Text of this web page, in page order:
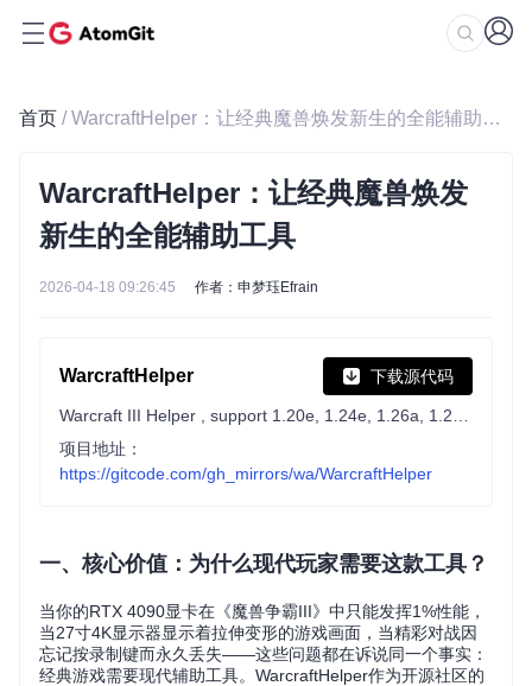
首页 / WarcraftHelper：让经典魔兽焕发新生的全能辅助工具
WarcraftHelper：让经典魔兽焕发
新生的全能辅助工具
2026-04-18 09:26:45 作者：申梦珏Efrain
WarcraftHelper 下载源代码
项目地址：
https://gitcode.com/gh_mirrors/wa/WarcraftHelper
一、核心价值：为什么现代玩家需要这款工具？
当你的RTX 4090显卡在《魔兽争霸III》中只能发挥1%性能，
当27寸4K显示器显示着拉伸变形的游戏画面，当精彩对战因
忘记按录制键而永久丢失——这些问题都在诉说同一个事实：
经典游戏需要现代辅助工具。WarcraftHelper作为开源社区的